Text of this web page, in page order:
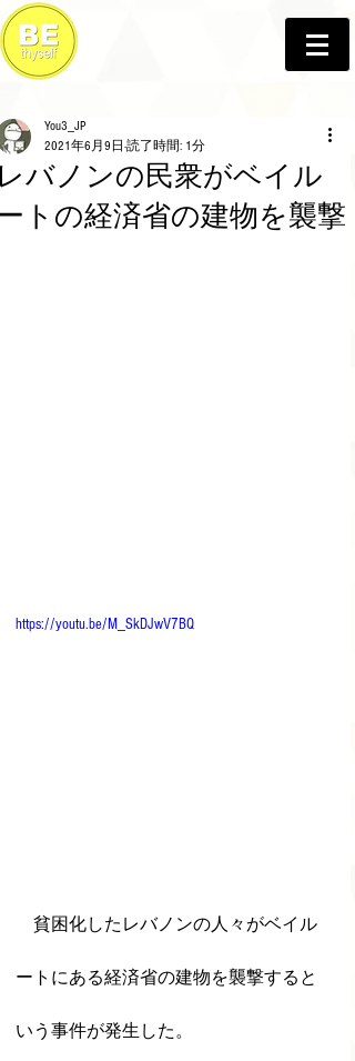
バノンの民衆がベイル
トの経済省の建物を襲撃
You3_JP
2021年6月9日 読了時間: 1分
https://youtu.be/M_SkDJwV7BQ
貧困化したレバノンの人々がベイル
ートにある経済省の建物を襲撃すると
いう事件が発生した。